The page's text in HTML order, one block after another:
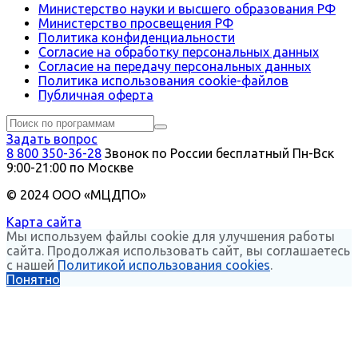
Министерство науки и высшего образования РФ
Министерство просвещения РФ
Политика конфиденциальности
Согласие на обработку персональных данных
Согласие на передачу персональных данных
Политика использования сookie-файлов
Публичная оферта
Задать вопрос
8 800 350-36-28 Звонок по России бесплатный Пн-Вск
9:00-21:00 по Москве
© 2024 ООО «МЦДПО»
Карта сайта
Мы используем файлы cookie для улучшения работы
сайта. Продолжая использовать сайт, вы соглашаетесь
с нашей Политикой использования cookies
Понятно